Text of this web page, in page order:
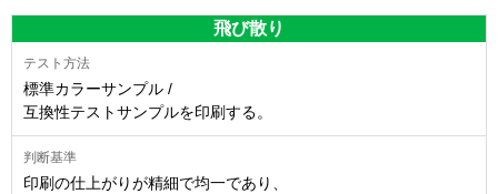
飛び散り
標準カラーサンプル /
互換性テストサンプルを印刷する。
印刷の仕上がりが精細で均一であり、